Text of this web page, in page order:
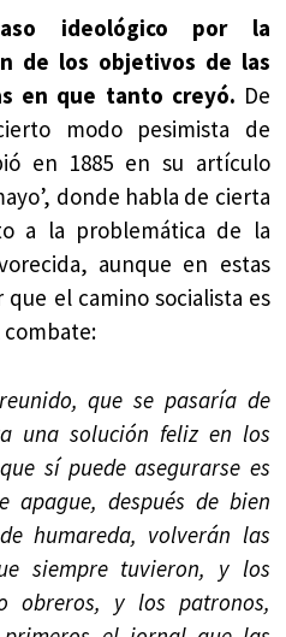
ideológico por la
de los objetivos de las
en que tanto creyó. De
modo pesimista de
en 1885 en su artículo
donde habla de cierta
a la problemática de la
aunque en estas
el camino socialista es
combate:
que se pasaría de
una solución feliz en los
sí puede asegurarse es
apague, después de bien
humareda, volverán las
siempre tuvieron, y los
obreros, y los patronos,